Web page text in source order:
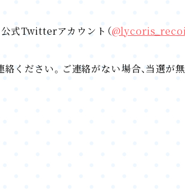
式Twitterアカウント（
ください。ご連絡がない場合、当選が